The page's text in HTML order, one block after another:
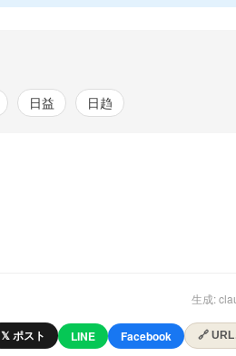
日益 日趋
生成:
𝕏 ポスト LINE Facebook 🔗